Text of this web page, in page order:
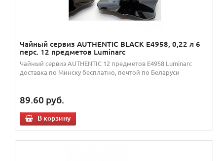
Чайный сервиз AUTHENTIC BLACK E4958, 0,22 л 6
перс. 12 предметов Luminarc
Чайный сервиз AUTHENTIC 12 предметов E4958 Luminarc
доставка по Минску бесплатно, почтой по Беларуси
89.60 руб.
В корзину